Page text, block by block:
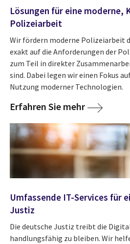
Lösungen für eine moderne,
Polizeiarbeit
Wir fördern moderne Polizeiarbeit
exakt auf die Anforderungen der
zum Teil in direkter
sind. Dabei legen wir einen Fokus
Nutzung moderner Technologien.
Erfahren Sie mehr
Umfassende IT-Services für
Justiz
Die deutsche Justiz treibt die
handlungsfähig zu bleiben. Wir